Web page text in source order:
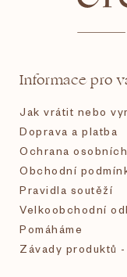
Informace pro
Jak vrátit nebo
Doprava a platba
Ochrana
Obchodní
Pravidla soutěží
Velkoobchodní
Pomáháme
Závady produktů